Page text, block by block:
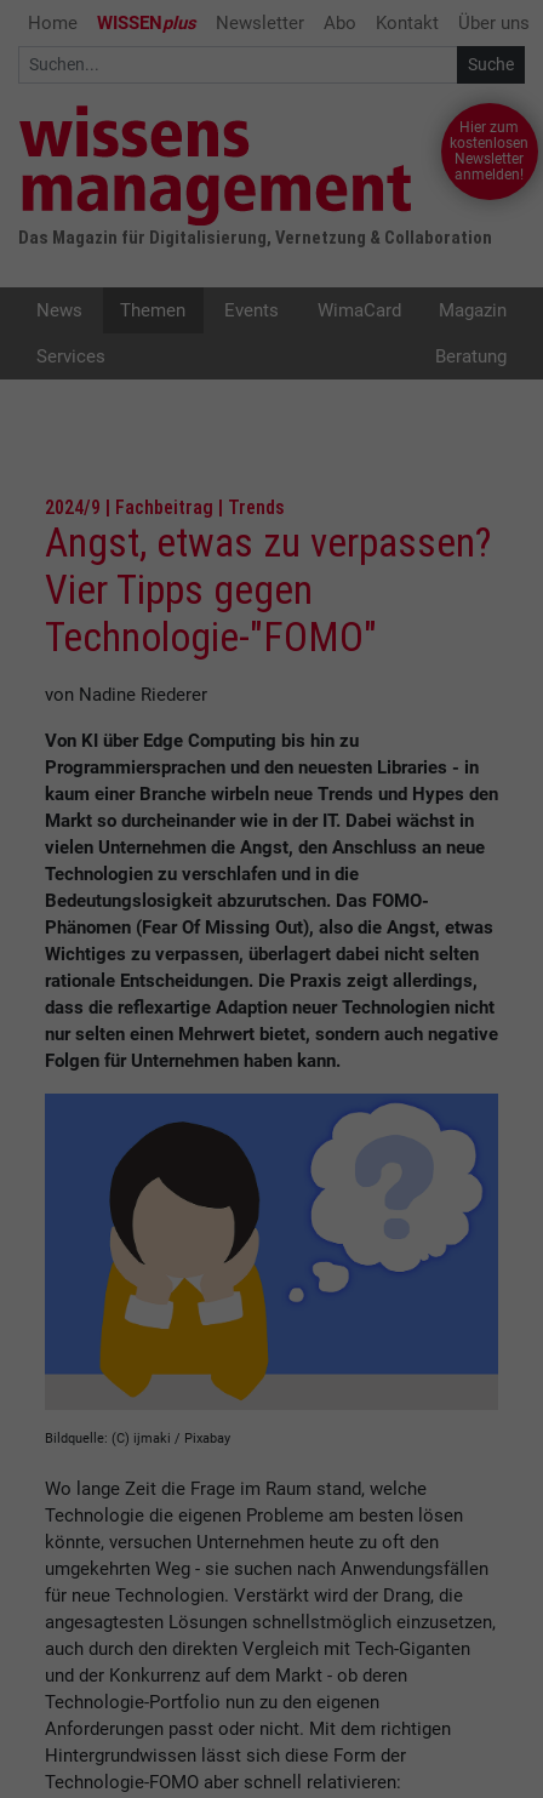
Home WISSENplus Newsletter Abo Kontakt Über uns
Das Magazin für Digitalisierung, Vernetzung & Collaboration
Hier zum
kostenlosen
Newsletter
anmelden!
News Themen Events WimaCard Magazin
Services Beratung
2024/9 | Fachbeitrag | Trends
Angst, etwas zu verpassen?
Vier Tipps gegen
Technologie-"FOMO"
von Nadine Riederer
Von KI über Edge Computing bis hin zu
Programmiersprachen und den neuesten Libraries - in
kaum einer Branche wirbeln neue Trends und Hypes den
Markt so durcheinander wie in der IT. Dabei wächst in
vielen Unternehmen die Angst, den Anschluss an neue
Technologien zu verschlafen und in die
Bedeutungslosigkeit abzurutschen. Das FOMO-
Phänomen (Fear Of Missing Out), also die Angst, etwas
Wichtiges zu verpassen, überlagert dabei nicht selten
rationale Entscheidungen. Die Praxis zeigt allerdings,
dass die reflexartige Adaption neuer Technologien nicht
nur selten einen Mehrwert bietet, sondern auch negative
Folgen für Unternehmen haben kann.
Bildquelle: (C) ijmaki / Pixabay
Wo lange Zeit die Frage im Raum stand, welche
Technologie die eigenen Probleme am besten lösen
könnte, versuchen Unternehmen heute zu oft den
umgekehrten Weg - sie suchen nach Anwendungsfällen
für neue Technologien. Verstärkt wird der Drang, die
angesagtesten Lösungen schnellstmöglich einzusetzen,
auch durch den direkten Vergleich mit Tech-Giganten
und der Konkurrenz auf dem Markt - ob deren
Technologie-Portfolio nun zu den eigenen
Anforderungen passt oder nicht. Mit dem richtigen
Hintergrundwissen lässt sich diese Form der
Technologie-FOMO aber schnell relativieren: